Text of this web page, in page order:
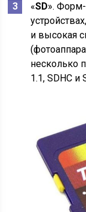
«SD».
и высокая
несколько
1.1, SDHC и